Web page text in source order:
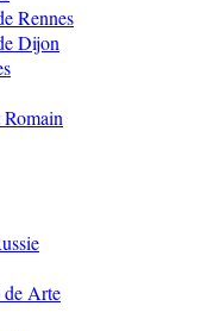
Rennes
Dijon
Arte